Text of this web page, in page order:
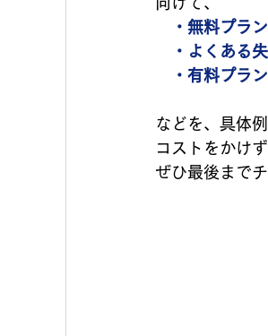
・無料プラ
・よくある
・有料プラン
などを、具体
コストをかけ
ぜひ最後まで